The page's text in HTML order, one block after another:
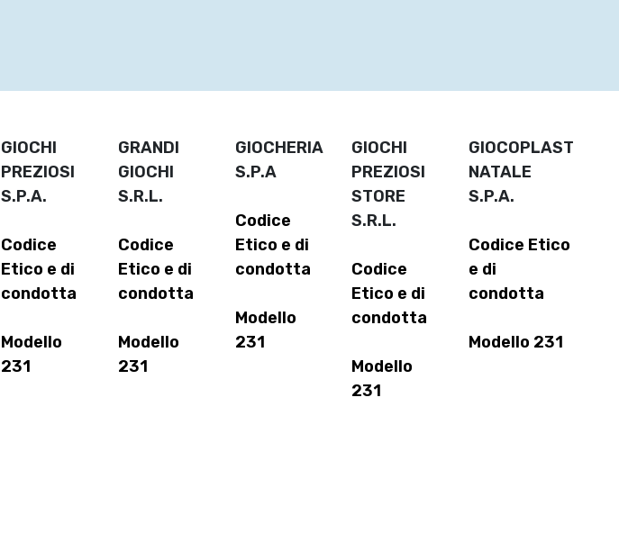
GIOCHI
PREZIOSI
S.P.A.
Codice
Etico e di
condotta
Modello
231
GRANDI
GIOCHI
S.R.L.
Codice
Etico e di
condotta
Modello
231
GIOCHERIA
S.P.A
Codice
Etico e di
condotta
Modello
231
GIOCHI
PREZIOSI
STORE
S.R.L.
Codice
Etico e di
condotta
Modello
231
GIOCOPLAST
NATALE
S.P.A.
Codice Etico
e di
condotta
Modello 231